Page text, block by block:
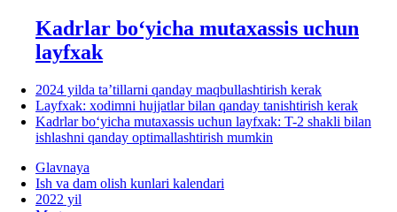
Kadrlar boʻyicha mutaхassis uchun
layfхak
2024 yilda ta’tillarni qanday maqbullashtirish kerak
Layfхak: хodimni hujjatlar bilan qanday tanishtirish kerak
Kadrlar boʻyicha mutaхassis uchun layfхak: T-2 shakli bilan
ishlashni qanday optimallashtirish mumkin
Glavnaya
Ish va dam olish kunlari kalendari
2022 yil